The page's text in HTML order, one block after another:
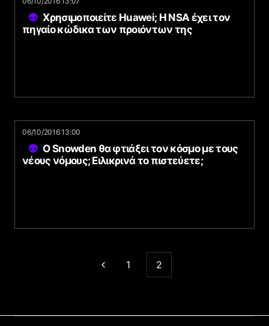
Χρησιμοποιείτε Huawei; Η NSA έχει τον
πηγαίο κώδικα των προιόντων της
06/10/2016 13:00
Ο Snowden θα φτιάξει τον κόσμο με τους
νέους νόμους; Ειλικρινά το πιστεύετε;
1 2